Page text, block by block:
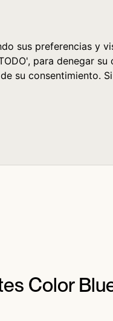
sus preferencias y
para denegar
su consentimiento.
Color